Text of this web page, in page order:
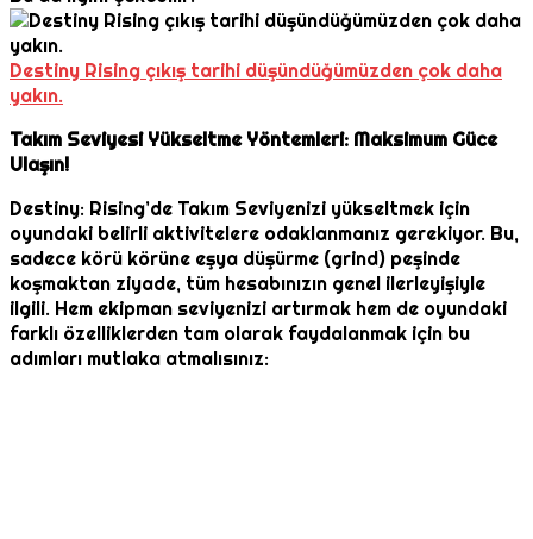
Destiny Rising çıkış tarihi düşündüğümüzden çok daha
yakın.
Takım Seviyesi Yükseltme Yöntemleri: Maksimum Güce
Ulaşın!
Destiny: Rising’de Takım Seviyenizi yükseltmek için
oyundaki belirli aktivitelere odaklanmanız gerekiyor. Bu,
sadece körü körüne eşya düşürme (grind) peşinde
koşmaktan ziyade, tüm hesabınızın genel ilerleyişiyle
ilgili. Hem ekipman seviyenizi artırmak hem de oyundaki
farklı özelliklerden tam olarak faydalanmak için bu
adımları mutlaka atmalısınız: